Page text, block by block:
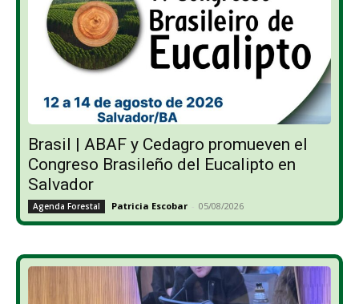
Brasil | ABAF y Cedagro promueven el
Congreso Brasileño del Eucalipto en
Salvador
Agenda Forestal Patricia Escobar - 05/08/2026